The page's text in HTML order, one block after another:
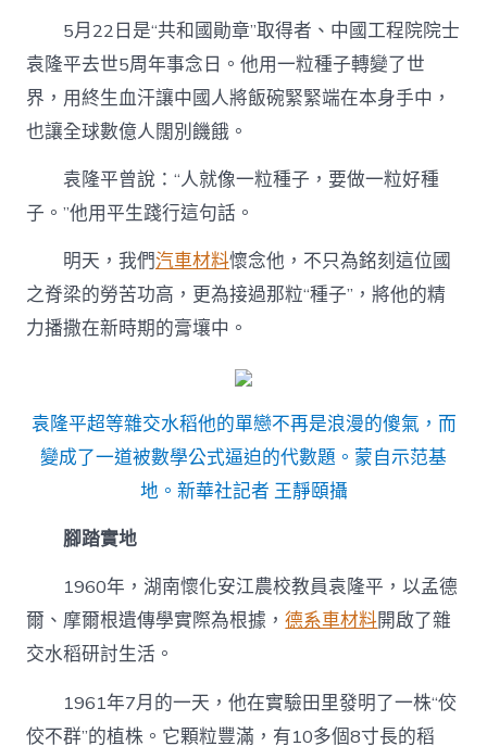
北
汽
車
平
生
功
濟
易
近〉
中
5月22日是“共和國勛章”取得者、中國工程院院士
袁隆平去世5周年事念日。他用一粒種子轉變了世
界，用終生血汗讓中國人將飯碗緊緊端在本身手中，
也讓全球數億人闊別饑餓。
袁隆平曾說：“人就像一粒種子，要做一粒好種
子。”他用平生踐行這句話。
明天，我們汽車材料懷念他，不只為銘刻這位國
之脊梁的勞苦功高，更為接過那粒“種子”，將他的精
力播撒在新時期的膏壤中。
袁隆平超等雜交水稻他的單戀不再是浪漫的傻氣，而
變成了一道被數學公式逼迫的代數題。蒙自示范基
地。新華社記者 王靜頤攝
腳踏實地
1960年，湖南懷化安江農校教員袁隆平，以孟德
爾、摩爾根遺傳學實際為根據，德系車材料開啟了雜
交水稻研討生活。
1961年7月的一天，他在實驗田里發明了一株“佼
佼不群”的植株。它顆粒豐滿，有10多個8寸長的稻